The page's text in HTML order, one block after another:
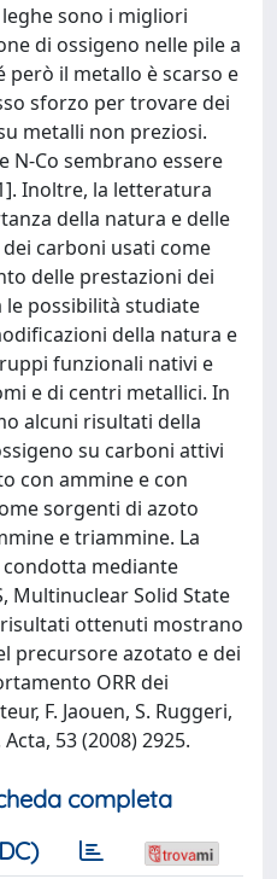
sono i migliori
di ossigeno nelle pile a
però il metallo è scarso e
sforzo per trovare dei
metalli non preziosi.
N-Co sembrano essere
Inoltre, la letteratura
della natura e delle
carboni usati come
delle prestazioni dei
le possibilità studiate
della natura e
funzionali nativi e
e di centri metallici. In
alcuni risultati della
su carboni attivi
con ammine e con
sorgenti di azoto
e triammine. La
condotta mediante
Multinuclear Solid State
ottenuti mostrano
precursore azotato e dei
ORR dei
F. Jaouen, S. Ruggeri,
53 (2008) 2925.
completa